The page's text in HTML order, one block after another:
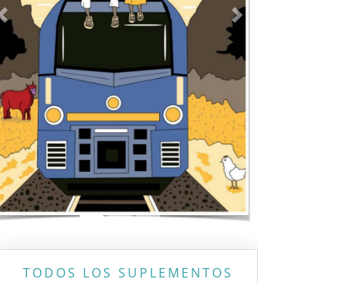
Previous Next
TODOS LOS SUPLEMENTOS